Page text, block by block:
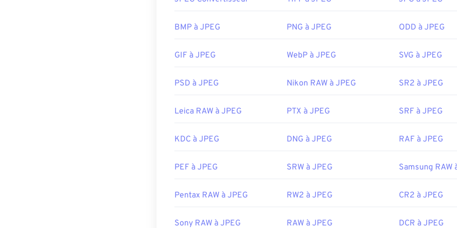
Presque tous les programmes et applications de visualisation d'images
généralement de l'ouvrir dans votre visionneuse d'images, votre éditeur
faites un clic droit et sélectionnez « Ouvrir avec ».
Chrome, les applications Microsoft telles que Microsoft Photoset les
Développé par :
Joint Photographic Experts Group
https://en.wikipedia.org/wiki/JPEG
BMP à JPEG PNG à JPEG ODD à JPEG
GIF à JPEG WebP à JPEG SVG à JPEG
PSD à JPEG Nikon RAW à JPEG SR2 à JPEG
Leica RAW à JPEG PTX à JPEG SRF à JPEG
KDC à JPEG DNG à JPEG RAF à JPEG
PEF à JPEG SRW à JPEG Samsung RAW
Pentax RAW à JPEG RW2 à JPEG CR2 à JPEG
Sony RAW à JPEG RAW à JPEG DCR à JPEG